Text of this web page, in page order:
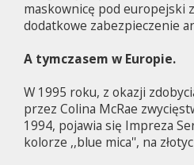
maskownicę pod europejski
dodatkowe zabezpieczenie
A tymczasem w Europie.
W 1995 roku, z okazji
przez Colina McRae
1994, pojawia się Impreza
kolorze ,,blue mica'', na